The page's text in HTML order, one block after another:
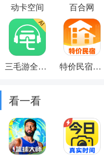
动卡空间 百合网
三毛游全球景点讲解语音导游 特价民宿预订
看一看